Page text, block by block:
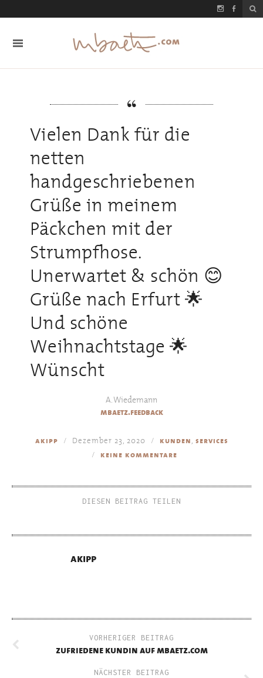
Vielen Dank für die
netten
handgeschriebenen
Grüße in meinem
Päckchen mit der
Strumpfhose.
Unerwartet & schön 😊
Grüße nach Erfurt 🌟
Und schöne
Weihnachtstage 🌟
Wünscht
A. Wiedemann
mbaetz.feedback
akipp Dezember 23, 2020 kunden, services
keine kommentare
DIESEN BEITRAG TEILEN
akipp
VORHERIGER BEITRAG
zufriedene kundin auf mbaetz.com
NÄCHSTER BEITRAG